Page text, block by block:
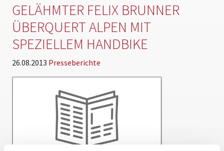
GELÄHMTER FELIX BRUNNER
ÜBERQUERT ALPEN MIT
SPEZIELLEM HANDBIKE
26.08.2013 Presseberichte